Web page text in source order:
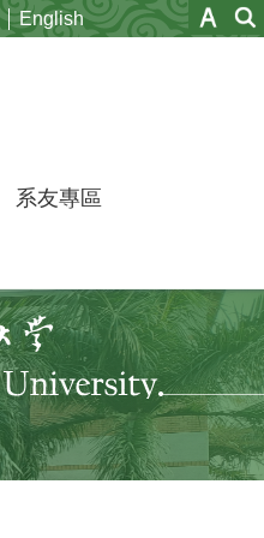
English
系友專區